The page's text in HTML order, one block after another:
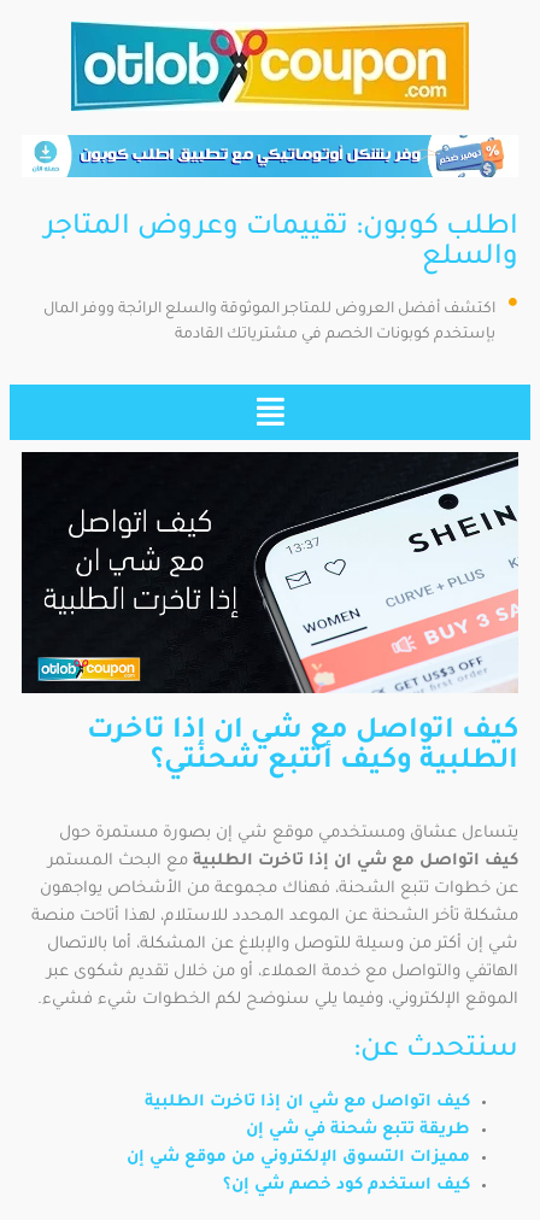
اطلب كوبون: تقييمات وعروض المتاجر
والسلع
اكتشف أفضل العروض للمتاجر الموثوقة والسلع الرائجة ووفر المال
بإستخدم كوبونات الخصم في مشترياتك القادمة
كيف اتواصل مع شي ان إذا تاخرت
الطلبية وكيف أتتبع شحنتي؟
يتساءل عشاق ومستخدمي موقع شي إن بصورة مستمرة حول
كيف اتواصل مع شي ان إذا تاخرت الطلبية مع البحث المستمر
عن خطوات تتبع الشحنة، فهناك مجموعة من الأشخاص يواجهون
مشكلة تأخر الشحنة عن الموعد المحدد للاستلام، لهذا أتاحت منصة
شي إن أكتر من وسيلة للتوصل والإبلاغ عن المشكلة، أما بالاتصال
الهاتفي والتواصل مع خدمة العملاء، أو من خلال تقديم شكوى عبر
الموقع الإلكتروني، وفيما يلي سنوضح لكم الخطوات شيء فشيء.
سنتحدث عن:
كيف اتواصل مع شي ان إذا تاخرت الطلبية
طريقة تتبع شحنة في شي إن
مميزات التسوق الإلكتروني من موقع شي إن
كيف استخدم كود خصم شي إن؟